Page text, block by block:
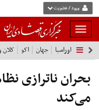
ورود / عضویت
بار
و
بسته
نمودن
فهرست
اوراسیا جهان اکو کلان
بحران ناترازی
می‌کند